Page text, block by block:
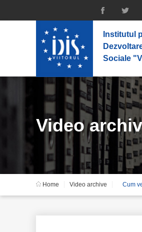
Institutul
Sociale
Video
Home Video archive Cum